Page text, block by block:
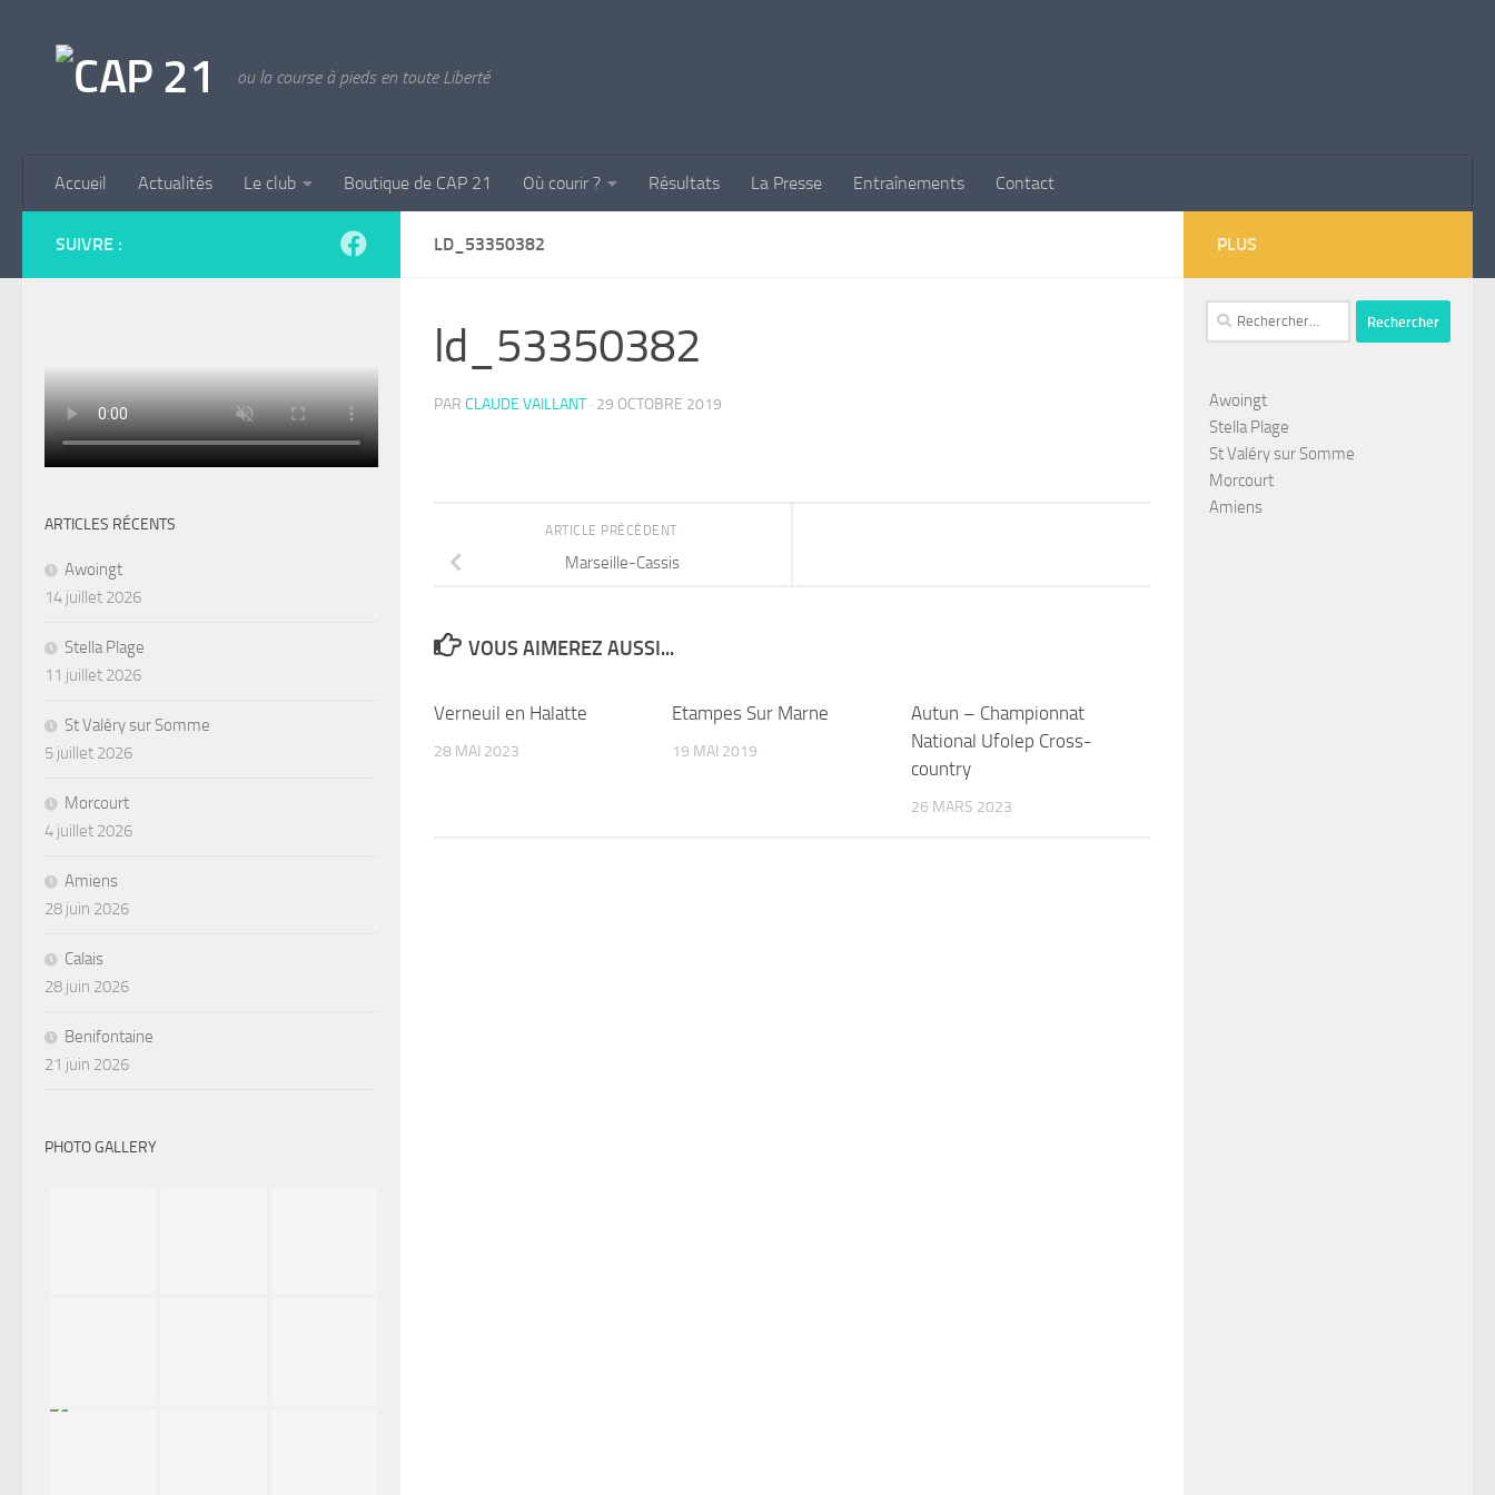
ou la course à pieds en toute Liberté
Accueil Actualités Le club Boutique de CAP 21 Où courir ? Résultats La Presse Entraînements Contact
LD_53350382
ld_53350382
PAR CLAUDE VAILLANT · 29 OCTOBRE 2019
ARTICLE PRÉCÉDENT
Marseille-Cassis
VOUS AIMEREZ AUSSI...
Verneuil en Halatte
28 MAI 2023
Etampes Sur Marne
19 MAI 2019
Autun – Championnat
National Ufolep Cross-
country
26 MARS 2023
SUIVRE :
ARTICLES RÉCENTS
Awoingt
14 juillet 2026
Stella Plage
11 juillet 2026
St Valéry sur Somme
5 juillet 2026
Morcourt
4 juillet 2026
Amiens
28 juin 2026
Calais
28 juin 2026
Benifontaine
21 juin 2026
PHOTO GALLERY
PLUS
Rechercher :
Awoingt
Stella Plage
St Valéry sur Somme
Morcourt
Amiens